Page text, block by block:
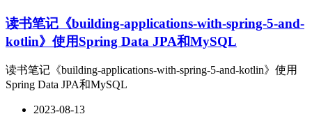
读书笔记《building-applications-with-spring-5-and-
kotlin》使用Spring Data JPA和MySQL
读书笔记《building-applications-with-spring-5-and-kotlin》使用
Spring Data JPA和MySQL
2023-08-13